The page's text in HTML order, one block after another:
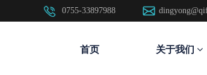
首页 关于我们
0755-33897988